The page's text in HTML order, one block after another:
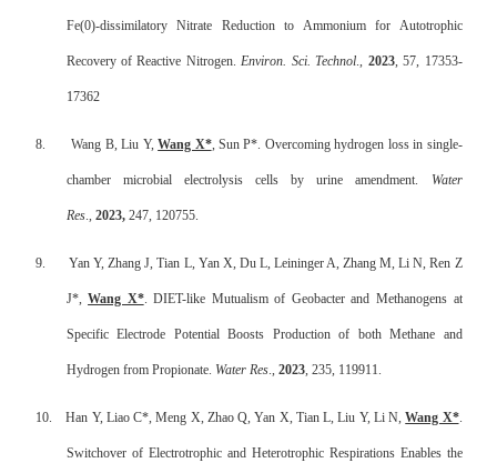
Fe(0)-dissimilatory Nitrate Reduction to Ammonium for Autotrophic
Recovery of Reactive Nitrogen.Environ. Sci. Technol., 2023, 57, 17353-
17362
8.Wang B, Liu Y,Wang X*, Sun P*. Overcoming hydrogen loss in single-
chamber microbial electrolysis cells by urine amendment. Water
Res., 2023,247, 120755.
9.Yan Y, Zhang J, Tian L, Yan X, Du L, Leininger A, Zhang M, Li N, Ren Z
J*,Wang X*. DIET-like Mutualism of Geobacter and Methanogens at
Specific Electrode Potential Boosts Production of both Methane and
Hydrogen from Propionate. Water Res., 2023, 235, 119911.
10.Han Y, Liao C*, Meng X, Zhao Q, Yan X, Tian L, Liu Y, Li N,Wang X*.
Switchover of Electrotrophic and Heterotrophic Respirations Enables the